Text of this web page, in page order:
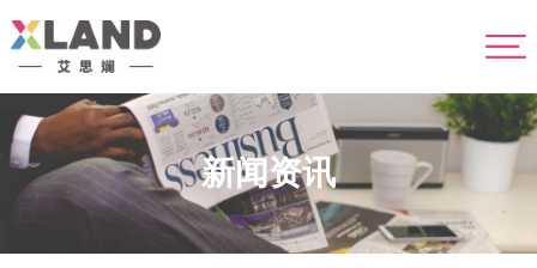
网站首页
关于我们
产品中心
企业优势 新闻资讯